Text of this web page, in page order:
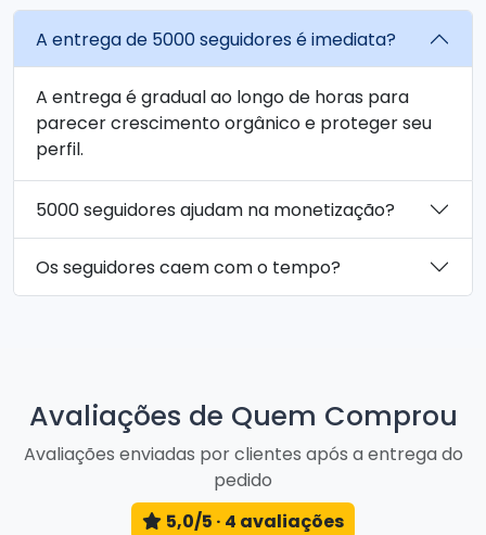
A entrega de 5000 seguidores é imediata?
A entrega é gradual ao longo de horas para
parecer crescimento orgânico e proteger seu
perfil.
5000 seguidores ajudam na monetização?
Os seguidores caem com o tempo?
Avaliações de Quem Comprou
Avaliações enviadas por clientes após a entrega do
pedido
5,0/5 · 4 avaliações